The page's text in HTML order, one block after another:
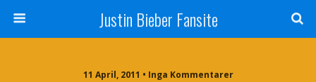
Justin Bieber Fansite
11 April, 2011 • Inga Kommentarer